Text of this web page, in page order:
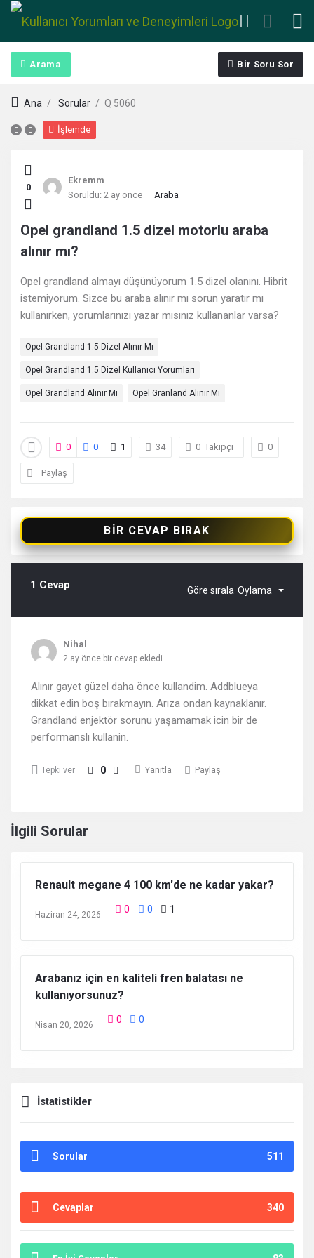
Arama Bir Soru Sor
Ana / Sorular / Q 5060
İşlemde
Kullanıcı
Yorumları
ve
Deneyimleri
En
sonuncu
Sorular
0
Ekremm
Soruldu: 2 ay önce Araba
Opel grandland 1.5 dizel motorlu araba
alınır mı?
Opel grandland almayı düşünüyorum 1.5 dizel olanını. Hibrit
istemiyorum. Sizce bu araba alınır mı sorun yaratır mı
kullanırken, yorumlarınızı yazar mısınız kullananlar varsa?
Opel Grandland 1.5 Dizel Alınır Mı
Opel Grandland 1.5 Dizel Kullanıcı Yorumları
Opel Grandland Alınır Mı Opel Granland Alınır Mı
0 0 1 34 0 Takipçi 0
Paylaş
BIR CEVAP BIRAK
1 Cevap Göre sırala Oylama
Nihal
2 ay önce bir cevap ekledi
Alınır gayet güzel daha önce kullandim. Addblueya
dikkat edin boş bırakmayın. Arıza ondan kaynaklanır.
Grandland enjektör sorunu yaşamamak icin bir de
performanslı kullanin.
Tepki ver 0 Yanıtla Paylaş
İlgili Sorular
Renault megane 4 100 km'de ne kadar yakar?
Haziran 24, 2026 0 0 1
Arabanız için en kaliteli fren balatası ne
kullanıyorsunuz?
Nisan 20, 2026 0 0
İstatistikler
Sorular 511
Cevaplar 340